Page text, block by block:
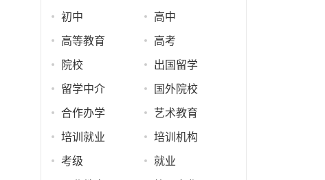
初中 高中
高等教育 高考
院校 出国留学
留学中介 国外院校
合作办学 艺术教育
培训就业 培训机构
考级 就业